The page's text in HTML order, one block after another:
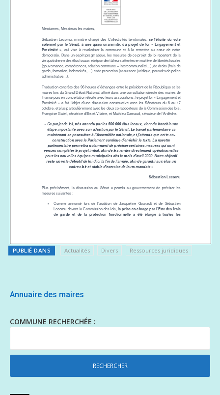
PUBLIÉ DANS Actualités Divers Ressources juridiques
Annuaire des maires
COMMUNE RECHERCHÉE :